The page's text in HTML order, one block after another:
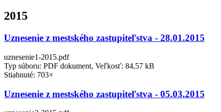
2015
Uznesenie z mestského zastupiteľstva - 28.01.2015
uznesenie1-2015.pdf
Typ súboru: PDF dokument, Veľkosť: 84,57 kB
Stiahnuté: 703×
Uznesenie z mestského zastupiteľstva - 05.03.2015